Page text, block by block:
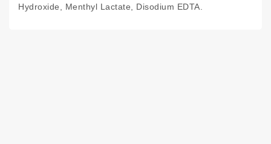
Hydroxide, Menthyl Lactate, Disodium EDTA.